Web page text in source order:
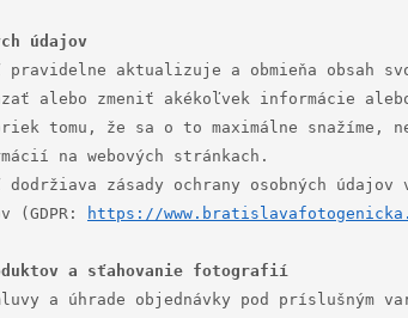
pravidelne aktualizuje a obmieňa obsah
alebo zmeniť akékoľvek informácie
tomu, že sa o to maximálne snažíme,
na webových stránkach.
dodržiava zásady ochrany osobných
(GDPR:
https://
a úhrade objednávky pod príslušným